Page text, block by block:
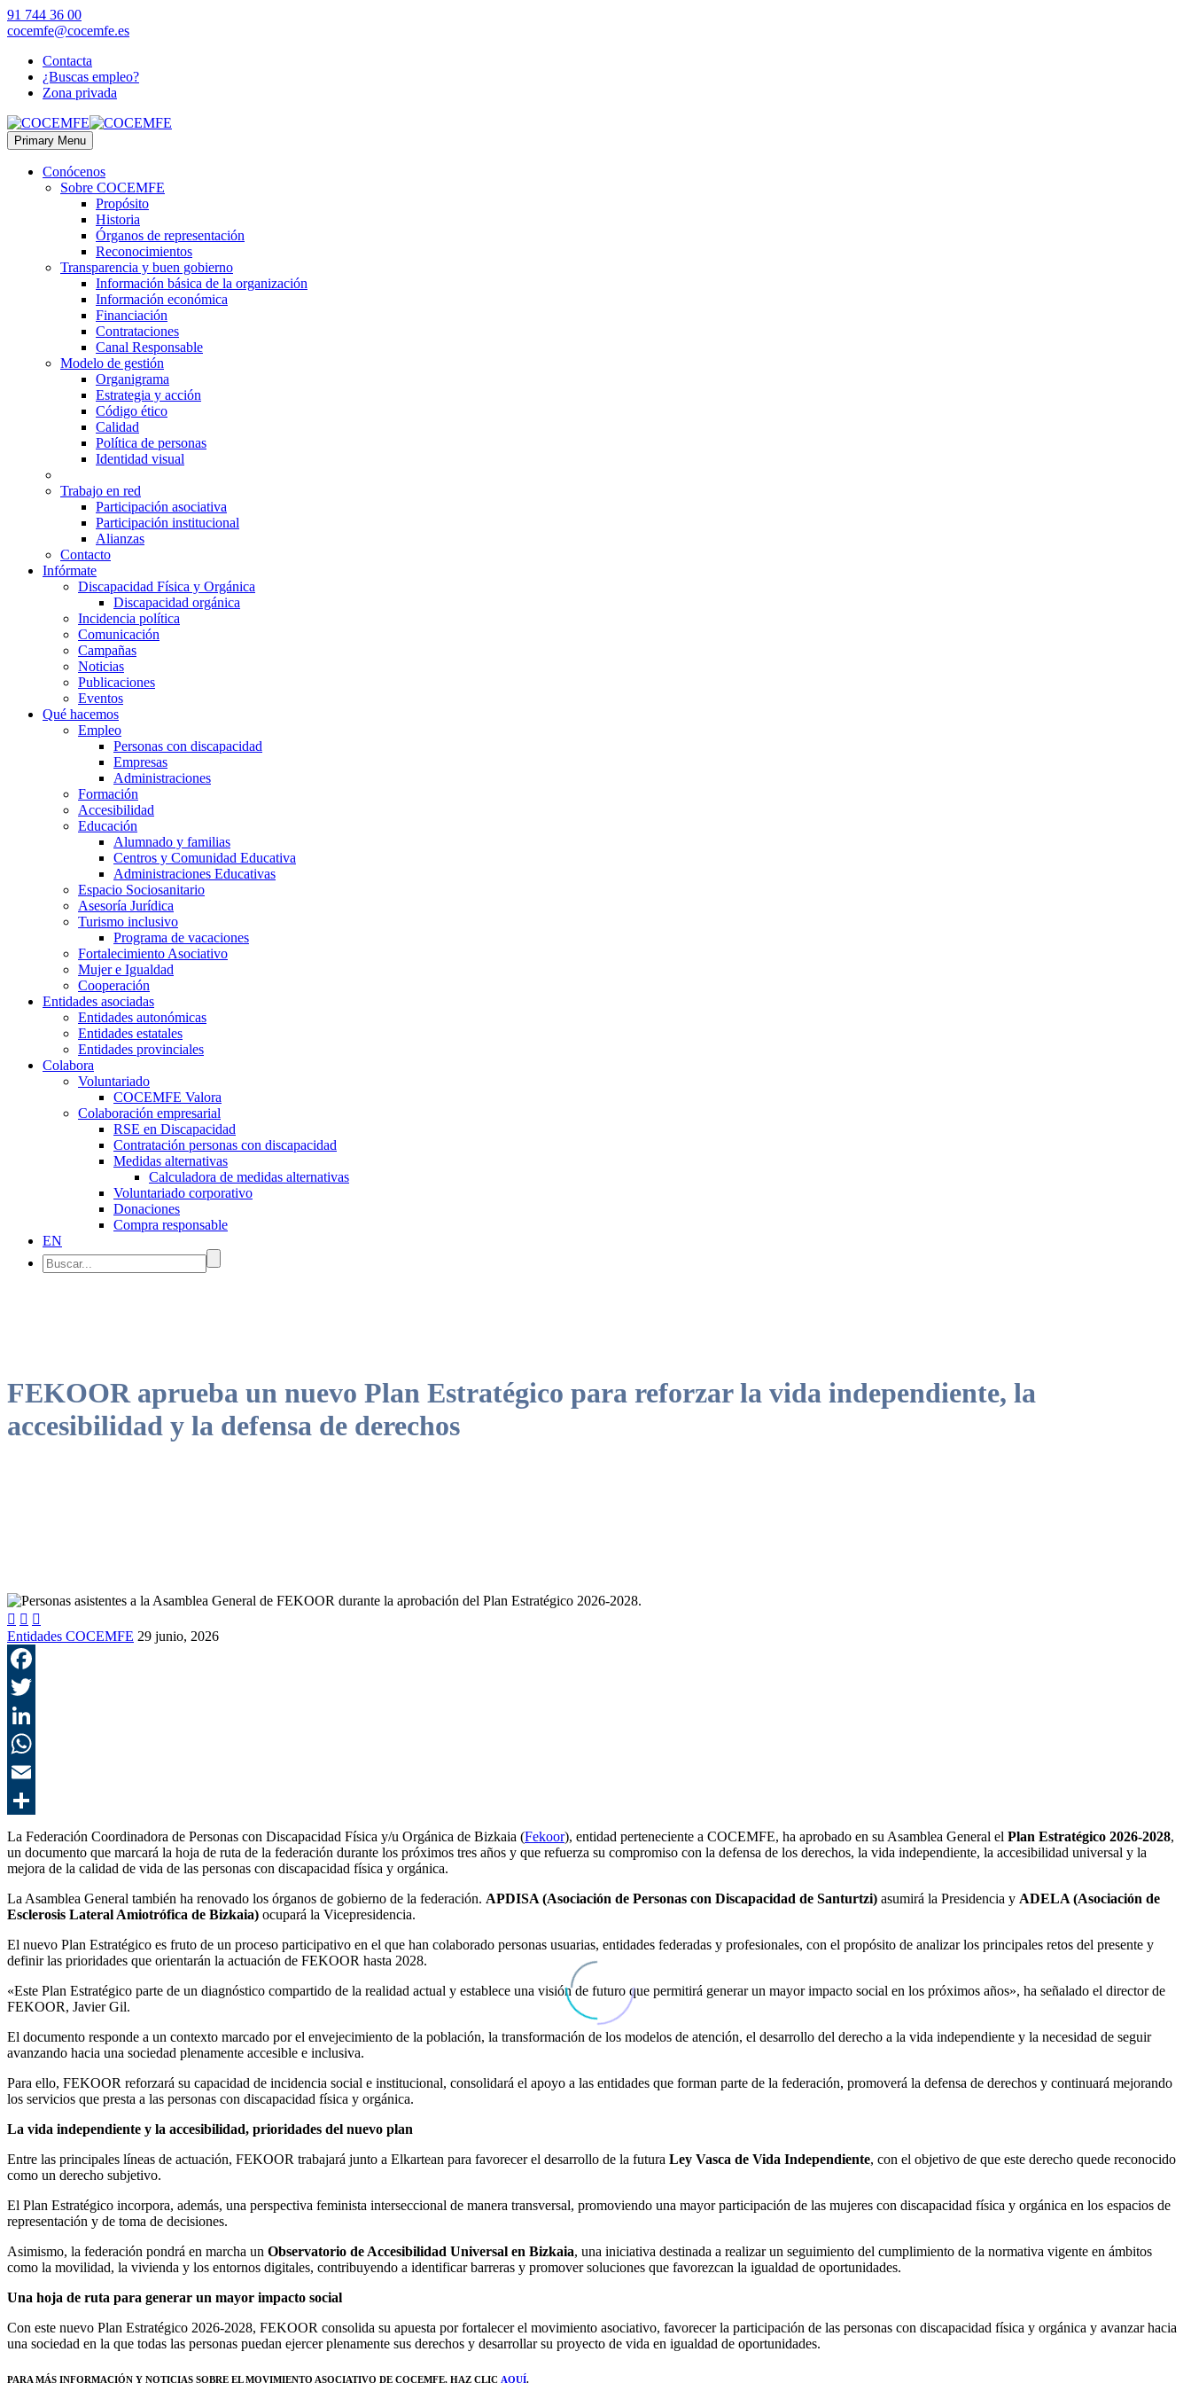
91 744 36 00
cocemfe@cocemfe.es
Contacta
¿Buscas empleo?
Zona privada
Primary Menu
Conócenos
Sobre COCEMFE
Propósito
Historia
Órganos de representación
Reconocimientos
Transparencia y buen gobierno
Información básica de la organización
Información económica
Financiación
Contrataciones
Canal Responsable
Modelo de gestión
Organigrama
Estrategia y acción
Código ético
Calidad
Política de personas
Identidad visual
Trabajo en red
Participación asociativa
Participación institucional
Alianzas
Contacto
Infórmate
Discapacidad Física y Orgánica
Discapacidad orgánica
Incidencia política
Comunicación
Campañas
Noticias
Publicaciones
Eventos
Qué hacemos
Empleo
Personas con discapacidad
Empresas
Administraciones
Formación
Accesibilidad
Educación
Alumnado y familias
Centros y Comunidad Educativa
Administraciones Educativas
Espacio Sociosanitario
Asesoría Jurídica
Turismo inclusivo
Programa de vacaciones
Fortalecimiento Asociativo
Mujer e Igualdad
Cooperación
Entidades asociadas
Entidades autonómicas
Entidades estatales
Entidades provinciales
Colabora
Voluntariado
COCEMFE Valora
Colaboración empresarial
RSE en Discapacidad
Contratación personas con discapacidad
Medidas alternativas
Calculadora de medidas alternativas
Voluntariado corporativo
Donaciones
Compra responsable
EN
FEKOOR aprueba un nuevo Plan Estratégico para reforzar la vida independiente, la
accesibilidad y la defensa de derechos
  
Entidades COCEMFE 29 junio, 2026
La Federación Coordinadora de Personas con Discapacidad Física y/u Orgánica de Bizkaia (Fekoor), entidad perteneciente a COCEMFE, ha aprobado en su Asamblea General el Plan Estratégico 2026-2028,
un documento que marcará la hoja de ruta de la federación durante los próximos tres años y que refuerza su compromiso con la defensa de los derechos, la vida independiente, la accesibilidad universal y la
mejora de la calidad de vida de las personas con discapacidad física y orgánica.
La Asamblea General también ha renovado los órganos de gobierno de la federación. APDISA (Asociación de Personas con Discapacidad de Santurtzi) asumirá la Presidencia y ADELA (Asociación de
Esclerosis Lateral Amiotrófica de Bizkaia) ocupará la Vicepresidencia.
El nuevo Plan Estratégico es fruto de un proceso participativo en el que han colaborado personas usuarias, entidades federadas y profesionales, con el propósito de analizar los principales retos del presente y
definir las prioridades que orientarán la actuación de FEKOOR hasta 2028.
«Este Plan Estratégico parte de un diagnóstico compartido de la realidad actual y establece una visión de futuro que permitirá generar un mayor impacto social en los próximos años», ha señalado el director de
FEKOOR, Javier Gil.
El documento responde a un contexto marcado por el envejecimiento de la población, la transformación de los modelos de atención, el desarrollo del derecho a la vida independiente y la necesidad de seguir
avanzando hacia una sociedad plenamente accesible e inclusiva.
Para ello, FEKOOR reforzará su capacidad de incidencia social e institucional, consolidará el apoyo a las entidades que forman parte de la federación, promoverá la defensa de derechos y continuará mejorando
los servicios que presta a las personas con discapacidad física y orgánica.
La vida independiente y la accesibilidad, prioridades del nuevo plan
Entre las principales líneas de actuación, FEKOOR trabajará junto a Elkartean para favorecer el desarrollo de la futura Ley Vasca de Vida Independiente, con el objetivo de que este derecho quede reconocido
como un derecho subjetivo.
El Plan Estratégico incorpora, además, una perspectiva feminista interseccional de manera transversal, promoviendo una mayor participación de las mujeres con discapacidad física y orgánica en los espacios de
representación y de toma de decisiones.
Asimismo, la federación pondrá en marcha un Observatorio de Accesibilidad Universal en Bizkaia, una iniciativa destinada a realizar un seguimiento del cumplimiento de la normativa vigente en ámbitos
como la movilidad, la vivienda y los entornos digitales, contribuyendo a identificar barreras y promover soluciones que favorezcan la igualdad de oportunidades.
Una hoja de ruta para generar un mayor impacto social
Con este nuevo Plan Estratégico 2026-2028, FEKOOR consolida su apuesta por fortalecer el movimiento asociativo, favorecer la participación de las personas con discapacidad física y orgánica y avanzar hacia
una sociedad en la que todas las personas puedan ejercer plenamente sus derechos y desarrollar su proyecto de vida en igualdad de oportunidades.
PARA MÁS INFORMACIÓN Y NOTICIAS SOBRE EL MOVIMIENTO ASOCIATIVO DE COCEMFE, HAZ CLIC AQUÍ.